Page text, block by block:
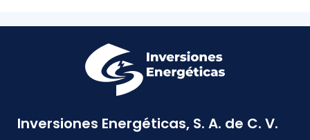
Inversiones Energéticas, S. A. de C. V.